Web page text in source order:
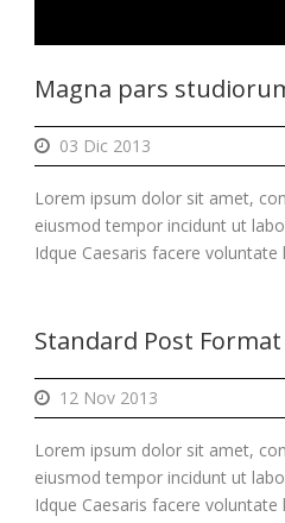
Magna pars
03 Dic 2013
Lorem ipsum dolor sit amet,
eiusmod tempor incidunt ut
Idque Caesaris facere voluntate
Standard Post
12 Nov 2013
Lorem ipsum dolor sit amet,
eiusmod tempor incidunt ut
Idque Caesaris facere voluntate